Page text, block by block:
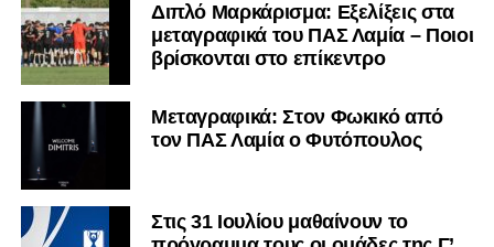
Διπλό Μαρκάρισμα: Εξελίξεις στα
μεταγραφικά του ΠΑΣ Λαμία – Ποιοι
βρίσκονται στο επίκεντρο
Μεταγραφικά: Στον Φωκικό από
τον ΠΑΣ Λαμία ο Φυτόπουλος
Στις 31 Ιουλίου μαθαίνουν το